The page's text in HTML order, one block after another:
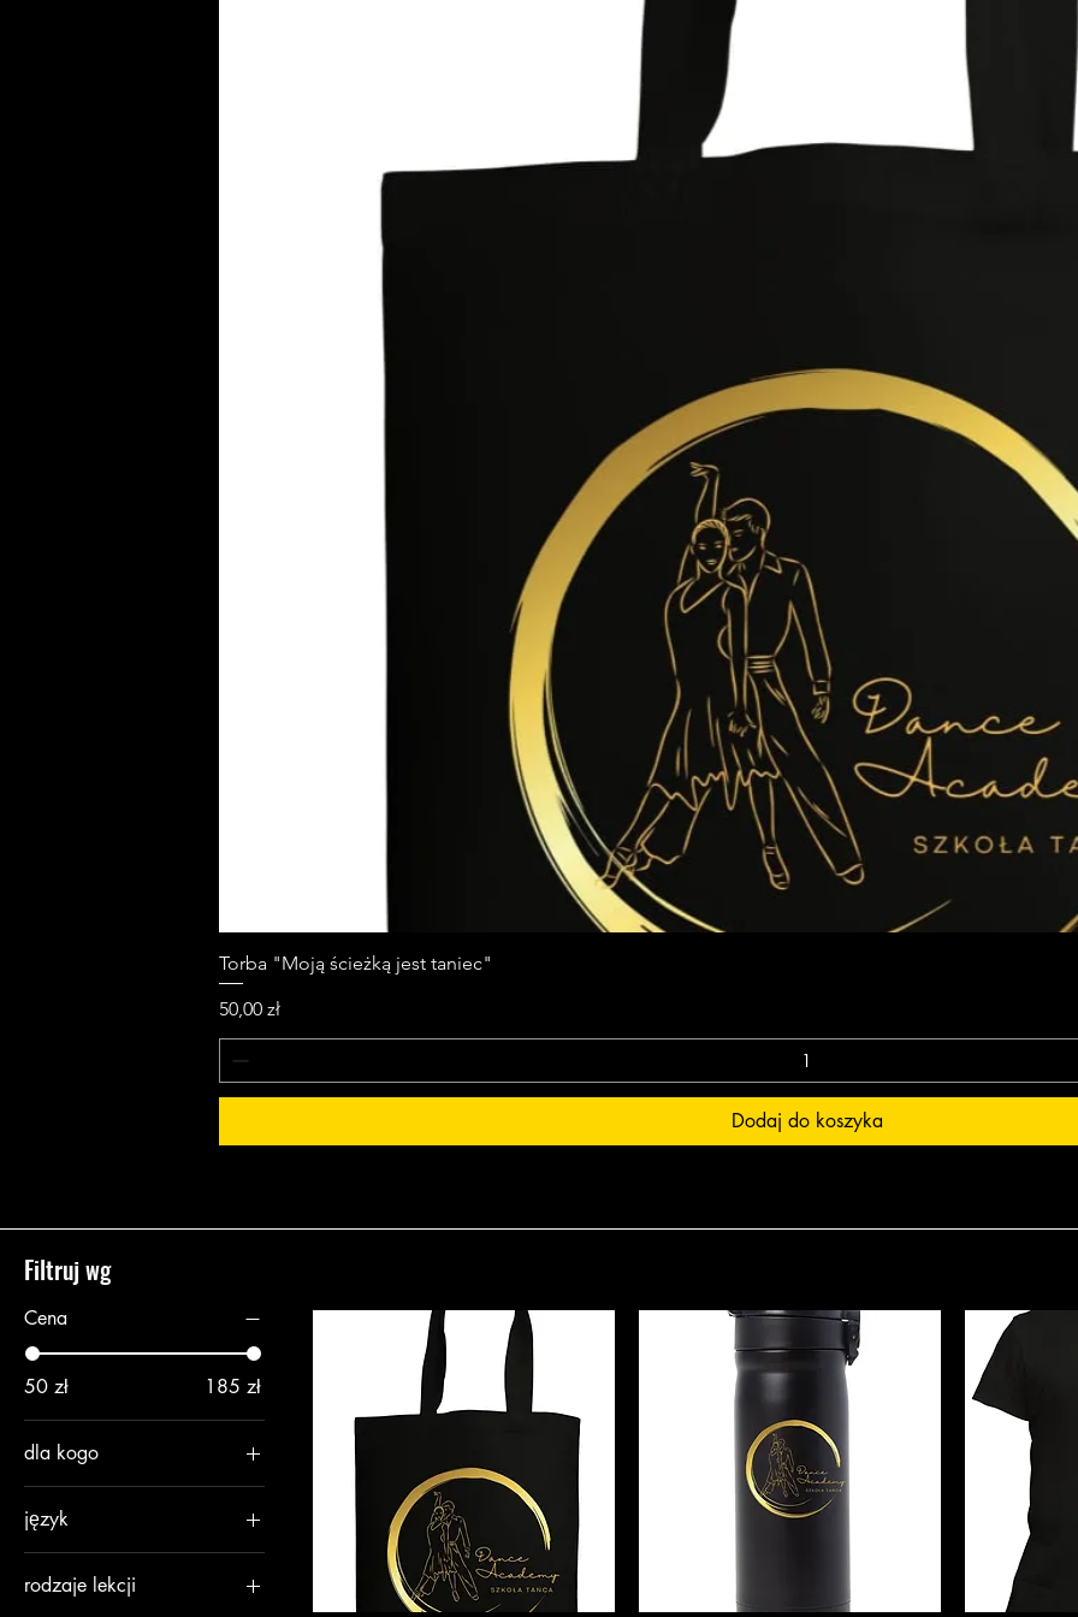
Torba "Moją ścieżką jest taniec"
Cena
50,00 zł
Dodaj do koszyka
Filtruj wg
Cena
50 zł 185 zł
dla kogo
dla pary
dla singla
język
angielski
polski
rodzaje lekcji